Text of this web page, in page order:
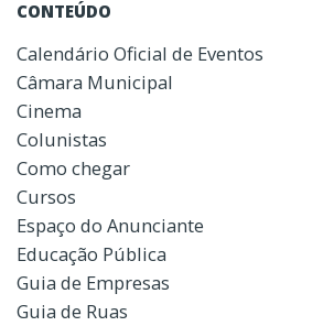
CONTEÚDO
Calendário Oficial de Eventos
Câmara Municipal
Cinema
Colunistas
Como chegar
Cursos
Espaço do Anunciante
Educação Pública
Guia de Empresas
Guia de Ruas